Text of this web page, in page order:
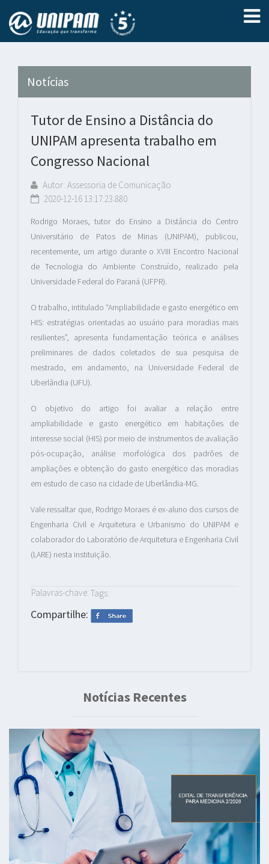
Notícias
Tutor de Ensino a Distância do
UNIPAM apresenta trabalho em
Congresso Nacional
Autor: Assessoria de Comunicação
2020-12-16 13:17:23.880
Rodrigo Moraes, tutor do Ensino a Distância do Centro
Universitário de Patos de Minas (UNIPAM), publicou,
recentemente, um artigo durante o XVIII Encontro Nacional
de Tecnologia do Ambiente Construído, realizado pela
Universidade Federal do Paraná (UFPR).
O trabalho, intitulado “Ampliabilidade e gasto energético em
HIS: estratégias orientadas ao usuário para moradias mais
resilientes”, apresenta fundamentação teórica e análises
preliminares de dados coletados de sua pesquisa de
mestrado, em andamento, na Universidade Federal de
Uberlândia (UFU).
O objetivo do artigo foi avaliar a relação entre
ampliabilidade e gasto energético em habitações de
interesse social (HIS) por meio de instrumentos de avaliação
pós-ocupação, análise morfológica dos padrões de
ampliações e obtenção do gasto energético das moradias
em estudo de caso na cidade de Uberlândia-MG.
Vale ressaltar que, Rodrigo Moraes é ex-aluno dos cursos de
Engenharia Civil e Arquitetura e Urbanismo do UNIPAM e
colaborador do Laboratório de Arquitetura e Engenharia Civil
(LARE) nesta instituição.
Palavras-chave: Tags:
Compartilhe:
Notícias Recentes